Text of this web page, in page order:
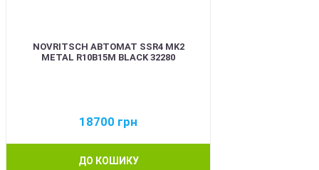
NOVRITSCH АВТОМАТ SSR4 MK2
METAL R10B15M BLACK 32280
18700 грн
ДО КОШИКУ